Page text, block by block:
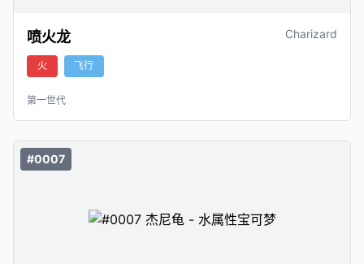
喷火龙 Charizard
火 飞行
第一世代
#0007